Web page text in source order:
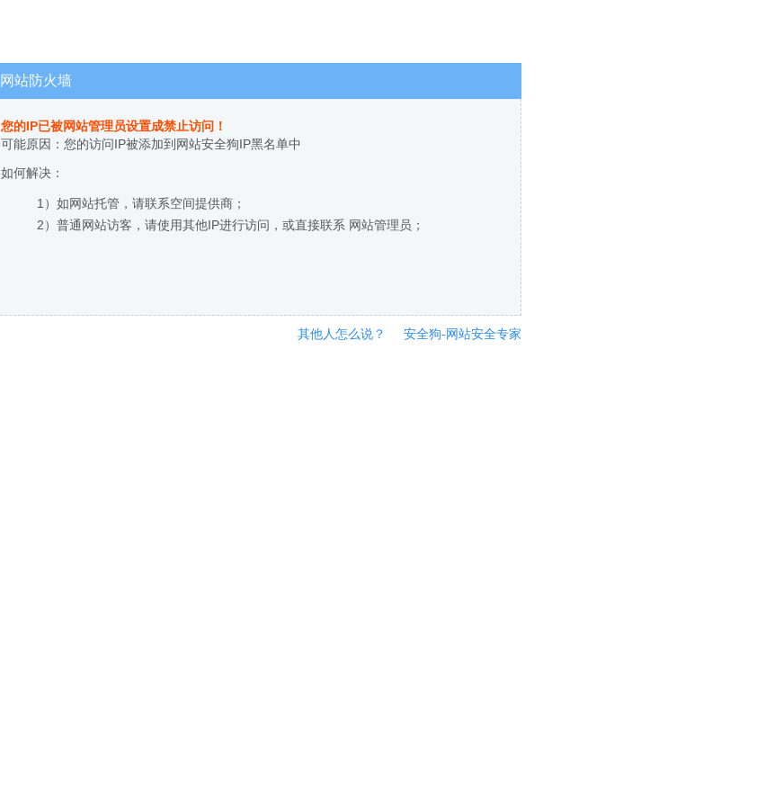
网站防火墙
您的IP已被网站管理员设置成禁止访问！
可能原因：您的访问IP被添加到网站安全狗IP黑名单中
如何解决：
1）如网站托管，请联系空间提供商；
2）普通网站访客，请使用其他IP进行访问，或直接联系 网站管理员；
其他人怎么说？ 安全狗-网站安全专家